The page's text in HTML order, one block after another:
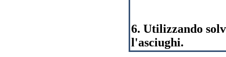
6. Utilizzando
l'asciughi.